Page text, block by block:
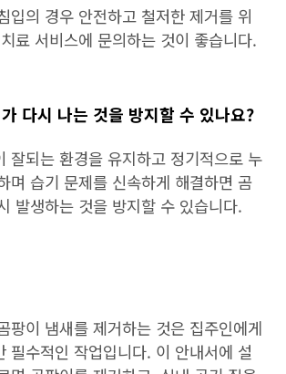
입의 경우 안전하고 철저한 제거를 위
료 서비스에 문의하는 것이 좋습니다.
다시 나는 것을 방지할 수 있나요?
잘되는 환경을 유지하고 정기적으로 누
며 습기 문제를 신속하게 해결하면 곰
발생하는 것을 방지할 수 있습니다.
팡이 냄새를 제거하는 것은 집주인에게
필수적인 작업입니다. 이 안내서에 설